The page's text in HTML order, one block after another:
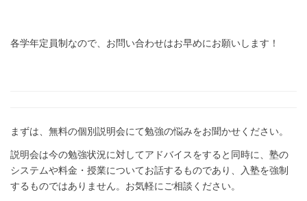
各学年定員制なので、お問い合わせはお早めにお願いします！
まずは、無料の個別説明会にて勉強の悩みをお聞かせください。
説明会は今の勉強状況に対してアドバイスをすると同時に、塾の
システムや料金・授業についてお話するものであり、入塾を強制
するものではありません。お気軽にご相談ください。